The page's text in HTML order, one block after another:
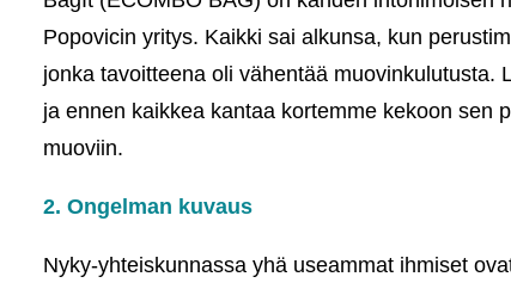
Popovicin yritys. Kaikki sai alkunsa, kun
jonka tavoitteena oli vähentää muovinkulutusta.
ja ennen kaikkea kantaa kortemme kekoon sen
muoviin.
2. Ongelman kuvaus
Nyky-yhteiskunnassa yhä useammat ihmiset